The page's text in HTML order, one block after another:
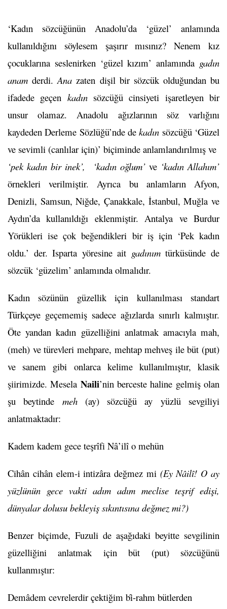
‘Kadın sözcüğünün Anadolu’da ‘güzel’ anlamında
kullanıldığını söylesem şaşırır mısınız? Nenem kız
çocuklarına seslenirken ‘güzel kızım’ anlamında gadın
anam derdi.Ana zaten dişil bir sözcük olduğundan bu
ifadede geçen kadın sözcüğü cinsiyeti işaretleyen bir
unsur olamaz. Anadolu ağızlarının söz varlığını
kaydeden Derleme Sözlüğü’nde dekadın sözcüğü ‘Güzel
ve sevimli (canlılar için)’ biçiminde anlamlandırılmış ve
‘pek kadın bir inek’, ‘kadın oğlum’ ve‘kadın Allahım’
örnekleri verilmiştir. Ayrıca bu anlamların Afyon,
Denizli, Samsun, Niğde, Çanakkale, İstanbul, Muğla ve
Aydın’da kullanıldığı eklenmiştir. Antalya ve Burdur
Yörükleri ise çok beğendikleri bir iş için ‘Pek kadın
oldu.’ der. Isparta yöresine ait gadınımtürküsünde de
sözcük ‘güzelim’ anlamında olmalıdır.
Kadın sözünün güzellik için kullanılması standart
Türkçeye geçememiş sadece ağızlarda sınırlı kalmıştır.
Öte yandan kadın güzelliğini anlatmak amacıyla mah,
(meh) ve türevleri mehpare, mehtap mehveş ile büt (put)
ve sanem gibi onlarca kelime kullanılmıştır, klasik
şiirimizde. Mesela Naili’nin berceste haline gelmiş olan
şu beytinde meh (ay) sözcüğü ay yüzlü sevgiliyi
anlatmaktadır:
Kadem kadem gece teşrîfi Nâ’ilî o mehün
Cihân cihân elem-i intizâra değmez mi (Ey Nâilî! O ay
yüzlünün gece vakti adım adım meclise teşrif edişi,
dünyalar dolusu bekleyiş sıkıntısına değmez mi?)
Benzer biçimde, Fuzuli de aşağıdaki beyitte sevgilinin
güzelliğini anlatmak için büt (put) sözcüğünü
kullanmıştır:
Demâdem cevrelerdir çektiğim bȋ-rahm bütlerden